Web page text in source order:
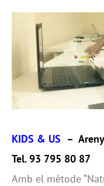
KIDS & US –
Tel. 93 795 80 87
Amb el mètode